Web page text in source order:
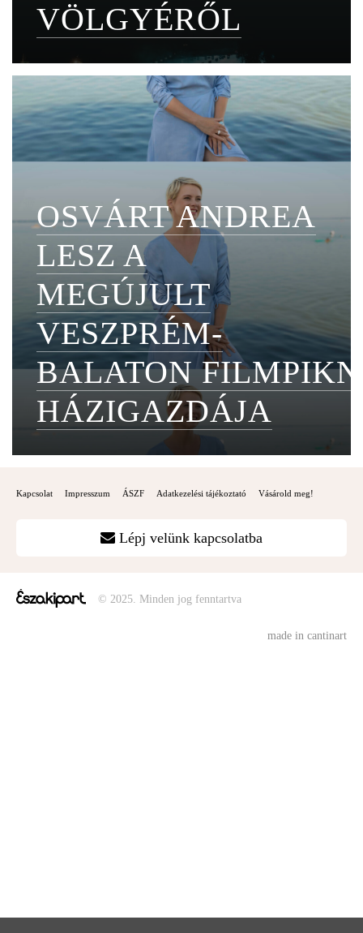
VÖLGYÉRŐL
OSVÁRT ANDREA
LESZ A
MEGÚJULT
VESZPRÉM-
BALATON
HÁZIGAZDÁJA
Kapcsolat Impresszum ÁSZF Adatkezelési tájékoztató Vásárold meg!
Lépj velünk kapcsolatba
© 2025. Minden jog fenntartva
made in cantinart